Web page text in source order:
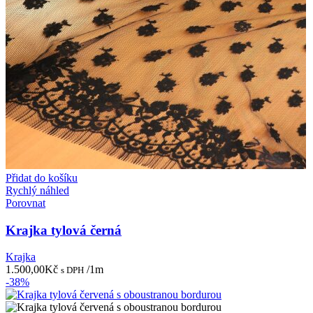
Přidat do košíku
Rychlý náhled
Porovnat
Krajka tylová černá
Krajka
1.500,00Kč s DPH /1m
-38%